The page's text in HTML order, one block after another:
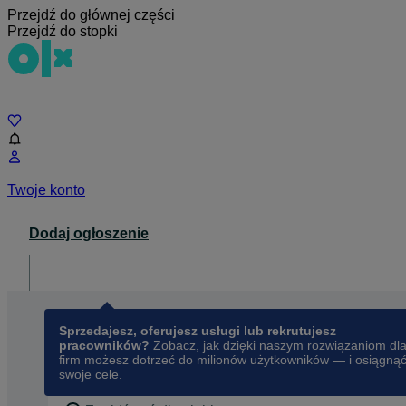
Przejdź do głównej części
Przejdź do stopki
Twoje konto
Dodaj ogłoszenie
Sprzedajesz, oferujesz usługi lub rekrutujesz
pracowników? Zobacz, jak dzięki naszym rozwiązaniom dla
firm możesz dotrzeć do milionów użytkowników — i osiągnąć
swoje cele.